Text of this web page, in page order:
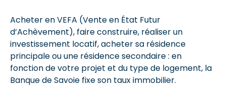
Acheter en VEFA (Vente en État Futur
d’Achèvement), faire construire, réaliser un
investissement locatif, acheter sa résidence
principale ou une résidence secondaire : en
fonction de votre projet et du type de logement, la
Banque de Savoie fixe son taux immobilier.